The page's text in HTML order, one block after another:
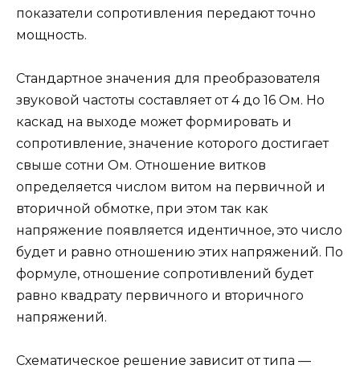
показатели сопротивления передают точно
мощность.
Стандартное значения для преобразователя
звуковой частоты составляет от 4 до 16 Ом. Но
каскад на выходе может формировать и
сопротивление, значение которого достигает
свыше сотни Ом. Отношение витков
определяется числом витом на первичной и
вторичной обмотке, при этом так как
напряжение появляется идентичное, это число
будет и равно отношению этих напряжений. По
формуле, отношение сопротивлений будет
равно квадрату первичного и вторичного
напряжений.
Схематическое решение зависит от типа —